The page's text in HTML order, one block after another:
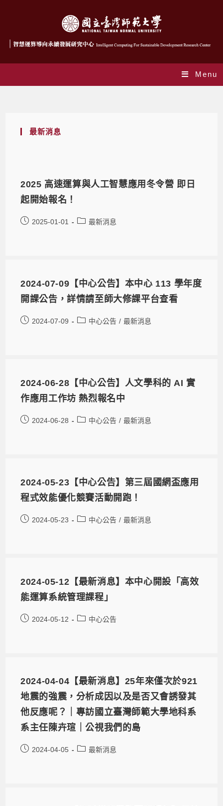
Menu
最新消息
2025 高速運算與人工智慧應用冬令營 即日
起開始報名！
2025-01-01 最新消息
2024-07-09【中心公告】本中心 113 學年度
開課公告，詳情請至師大修課平台查看
2024-07-09 中心公告 / 最新消息
2024-06-28【中心公告】人文學科的 AI 實
作應用工作坊 熱烈報名中
2024-06-28 中心公告 / 最新消息
2024-05-23【中心公告】第三屆國網盃應用
程式效能優化競賽活動開跑！
2024-05-23 中心公告 / 最新消息
2024-05-12【最新消息】本中心開設「高效
能運算系統管理課程」
2024-05-12 中心公告
2024-04-04【最新消息】25年來僅次於921
地震的強震，分析成因以及是否又會誘發其
他反應呢？｜專訪國立臺灣師範大學地科系
系主任陳卉瑄｜公視我們的島
2024-04-05 最新消息